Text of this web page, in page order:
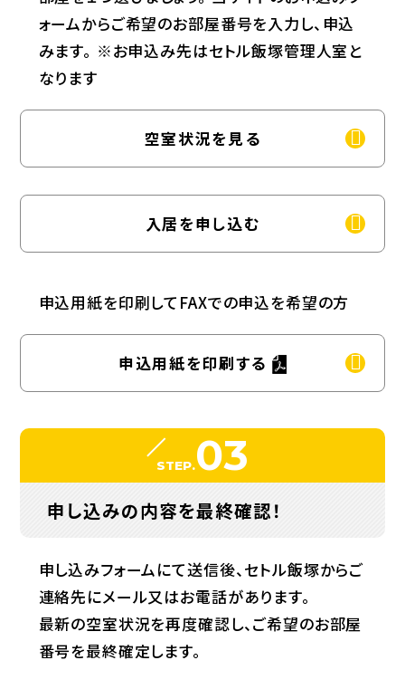
ォームからご希望のお部屋番号を入力し、申込
みます。 ※お申込み先はセトル飯塚管理人室と
なります
空室状況を見る
入居を申し込む
申込用紙を印刷してFAXでの申込を希望の方
申込用紙を印刷する
STEP.03
申し込みの内容を最終確認！
申し込みフォームにて送信後、セトル飯塚からご
連絡先にメール又はお電話があります。
最新の空室状況を再度確認し、ご希望のお部屋
番号を最終確定します。